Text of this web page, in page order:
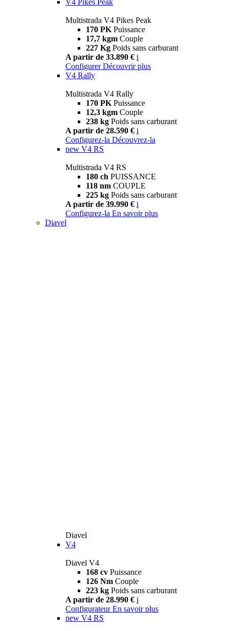
Multistrada V4 Pikes Peak
170 PK Puissance
17,7 kgm Couple
227 Kg Poids sans carburant
A partir de 33.890 € i
Configurer Découvrir plus
V4 Rally
Multistrada V4 Rally
170 PK Puissance
12,3 kgm Couple
238 kg Poids sans carburant
A partir de 28.590 € i
Configurez-la Découvrez-la
new V4 RS
Multistrada V4 RS
180 ch PUISSANCE
118 nm COUPLE
225 kg Poids sans carburant
A partir de 39.990 € i
Configurez-la En savoir plus
Diavel
Diavel
V4
Diavel V4
168 cv Puissance
126 Nm Couple
223 kg Poids sans carburant
A partir de 28.990 € i
Configurateur En savoir plus
new V4 RS